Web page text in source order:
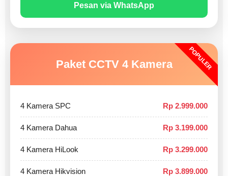
Pesan via WhatsApp
POPULER
Paket CCTV 4 Kamera
4 Kamera SPC Rp 2.999.000
4 Kamera Dahua Rp 3.199.000
4 Kamera HiLook Rp 3.299.000
4 Kamera Hikvision Rp 3.899.000